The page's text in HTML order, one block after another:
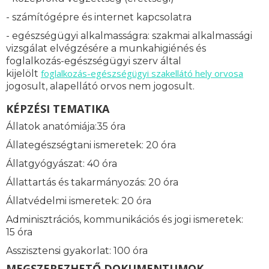
- számítógépre és internet kapcsolatra
- egészségügyi alkalmasságra: szakmai alkalmassági
vizsgálat elvégzésére a munkahigiénés és
foglalkozás-egészségügyi szerv által
kijelölt foglalkozás-egészségügyi szakellátó hely orvosa
jogosult, alapellátó orvos nem jogosult.
KÉPZÉSI TEMATIKA
Állatok anatómiája:35 óra
Állategészségtani ismeretek: 20 óra
Állatgyógyászat: 40 óra
Állattartás és takarmányozás: 20 óra
Állatvédelmi ismeretek: 20 óra
Adminisztrációs, kommunikációs és jogi ismeretek:
15 óra
Asszisztensi gyakorlat: 100 óra